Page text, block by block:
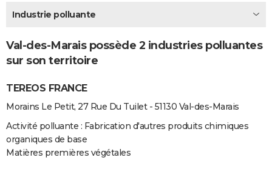
Destinations
City break
Voyage nature
Voyage de noces
Forum
Climat
+PHOTO
GUIDES D'ACHAT
BONS PLANS
CARTE DE VOEUX
Carte de Noël
Carte Bonne année
Carte Saint-Valentin
Carte Pâques
Carte d'anniversaire
DICTIONNAIRE
Dictionnaire
Biographies
Citations
Expressions
Proverbes
PROGRAMME TV
Industrie polluante
Val-des-Marais possède 2 industries polluantes
sur son territoire
TEREOS FRANCE
Morains Le Petit, 27 Rue Du Tuilet - 51130 Val-des-Marais
Activité polluante : Fabrication d'autres produits chimiques
organiques de base
Matières premières végétales